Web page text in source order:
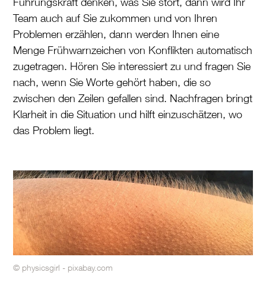
Team auch auf Sie zukommen und von Ihren
Problemen erzählen, dann werden Ihnen eine
Menge Frühwarnzeichen von Konflikten automatisch
zugetragen. Hören Sie interessiert zu und fragen Sie
nach, wenn Sie Worte gehört haben, die so
zwischen den Zeilen gefallen sind. Nachfragen bringt
Klarheit in die Situation und hilft einzuschätzen, wo
das Problem liegt.
© physicsgirl - pixabay.com